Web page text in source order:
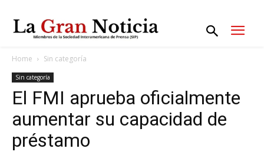
Home Sin categoría
Sin categoría
El FMI aprueba oficialmente
aumentar su capacidad de
préstamo